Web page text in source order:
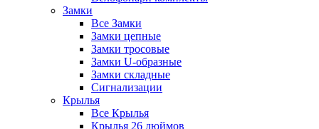
Замки
Все Замки
Замки цепные
Замки тросовые
Замки U-образные
Замки складные
Сигнализации
Крылья
Все Крылья
Крылья 26 дюймов